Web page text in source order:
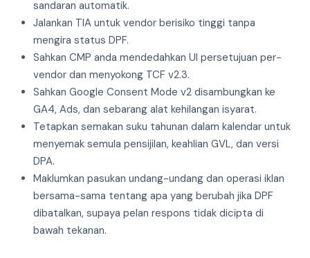
sandaran automatik.
Jalankan TIA untuk vendor berisiko tinggi tanpa
mengira status DPF.
Sahkan CMP anda mendedahkan UI persetujuan per-
vendor dan menyokong TCF v2.3.
Sahkan Google Consent Mode v2 disambungkan ke
GA4, Ads, dan sebarang alat kehilangan isyarat.
Tetapkan semakan suku tahunan dalam kalendar untuk
menyemak semula pensijilan, keahlian GVL, dan versi
DPA.
Maklumkan pasukan undang-undang dan operasi iklan
bersama-sama tentang apa yang berubah jika DPF
dibatalkan, supaya pelan respons tidak dicipta di
bawah tekanan.